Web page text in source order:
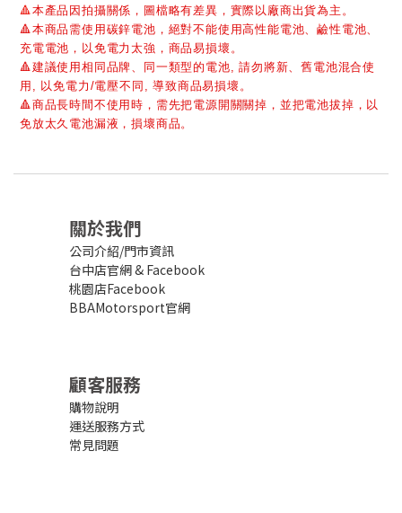
🔺本產品因拍攝關係，圖檔略有差異，實際以廠商出貨為主。
🔺本商品需使用碳鋅電池，絕對不能使用高性能電池、鹼性電池、
充電電池，以免電力太強，商品易損壞。
🔺建議使用相同品牌、同一類型的電池, 請勿將新、舊電池混合使
用, 以免電力/電壓不同, 導致商品易損壞。
🔺商品長時間不使用時，需先把電源開關關掉，並把電池拔掉，以
免放太久電池漏液，損壞商品。
關於我們
公司介紹/門市資訊
台中店官網& Facebook
桃園店Facebook
BBAMotorsport官網
顧客服務
購物說明
運送服務方式
常見問題